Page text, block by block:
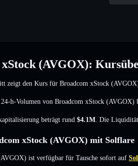
(AVGOX):
zeigt den Kurs für Broadcom xStock
24-h-Volumen von Broadcom xStock (AVGOX)
beträgt rund $4.1M . Die
xStock (AVGOX) mit Solflare
ist verfügbar für Tausche sofort auf